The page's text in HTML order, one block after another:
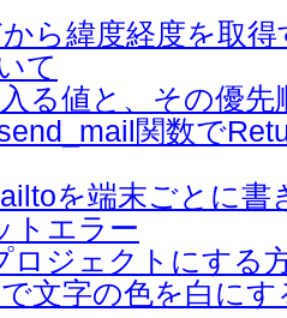
ら緯度経度を取得
て
る値と、その優先
関数で
を端末ごとに書
トエラー
ロジェクトにする
文字の色を白に